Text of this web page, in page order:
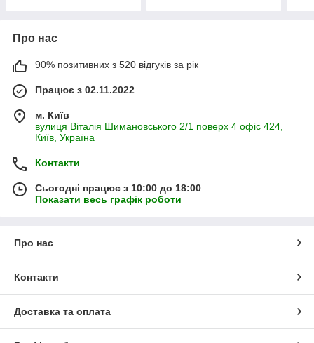
Про нас
90% позитивних з 520 відгуків за рік
Працює з 02.11.2022
м. Київ
вулиця Віталія Шимановського 2/1 поверх 4 офіс 424,
Київ, Україна
Контакти
Сьогодні працює з 10:00 до 18:00
Показати весь графік роботи
Про нас
Контакти
Доставка та оплата